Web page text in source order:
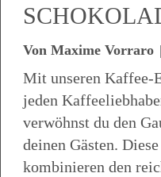
Von Maxime Vorraro |
Mit unseren Kaffee-
jeden
verwöhnst du den
deinen Gästen.
kombinieren den